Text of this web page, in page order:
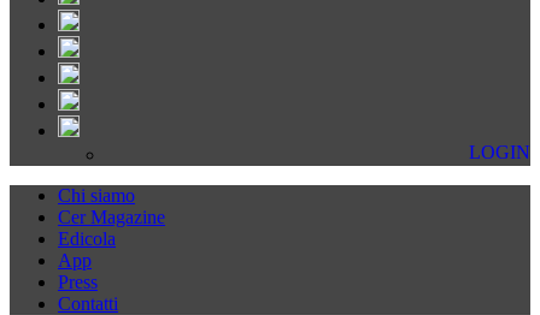
LOGIN
Chi siamo
Cer Magazine
Edicola
App
Press
Contatti